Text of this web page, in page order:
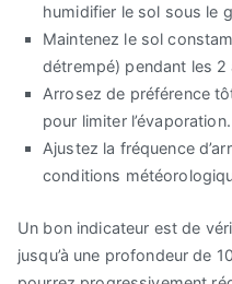
humidifier le sol sous le
Maintenez le sol
détrempé) pendant les
Arrosez de préférence
pour limiter l’évaporation.
Ajustez la fréquence
conditions
Un bon indicateur est de
jusqu’à une profondeur de